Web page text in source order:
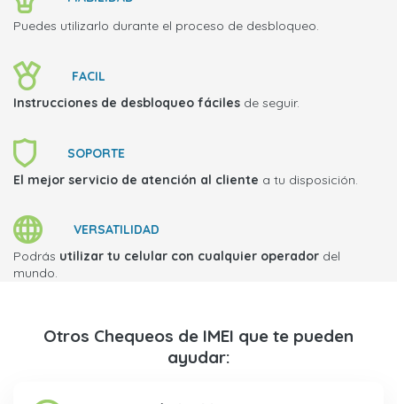
Puedes utilizarlo durante el proceso de desbloqueo.
FACIL
Instrucciones de desbloqueo fáciles de seguir.
SOPORTE
El mejor servicio de atención al cliente a tu disposición.
VERSATILIDAD
Podrás utilizar tu celular con cualquier operador del
mundo.
Otros Chequeos de IMEI que te pueden
ayudar: